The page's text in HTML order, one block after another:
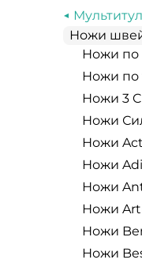
MAM
Samura
Outdoor
Due
Zero
Acta
Amare
Sliding
SlipIt
Spring
Dura
Liner
голубой
Темно-
желтый
синий,
дерево
желтый
синий
Ножи
Ножи по
Ножи по
Ножи 3
Ножи
Ножи
Ножи
Ножи
Ножи
Ножи
Ножи